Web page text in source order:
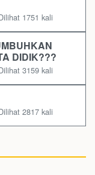
1751 kali
DIDIK???
3159 kali
2817 kali